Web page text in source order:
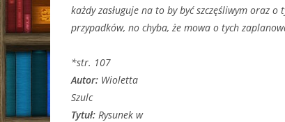
każdy zasługuje na to by być szczęśliwym oraz o
przypadków, no chyba, że mowa o tych
*str. 107
Autor: Wioletta
Szulc
Tytuł: Rysunek w